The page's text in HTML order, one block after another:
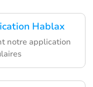
Hablax
notre application